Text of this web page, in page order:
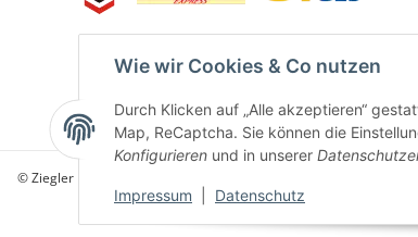
Wie wir Cookies & Co nutzen
Durch Klicken auf „Alle akzeptieren“
Map, ReCaptcha. Sie können die
Konfigurieren und in unserer
Impressum Datenschutz
© Ziegler Badshop